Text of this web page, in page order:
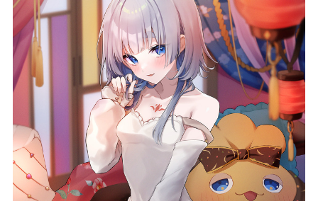
LINK
muevoクラウドファンディング
muevoコミュニティ
ぶいクラ！by muevo
FUKAKACHI+
Follow us